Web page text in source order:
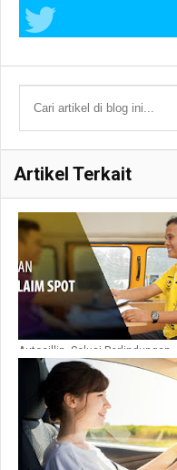
Artikel Terkait
Autocillin, Solusi Perlindungan
Mobil Anda